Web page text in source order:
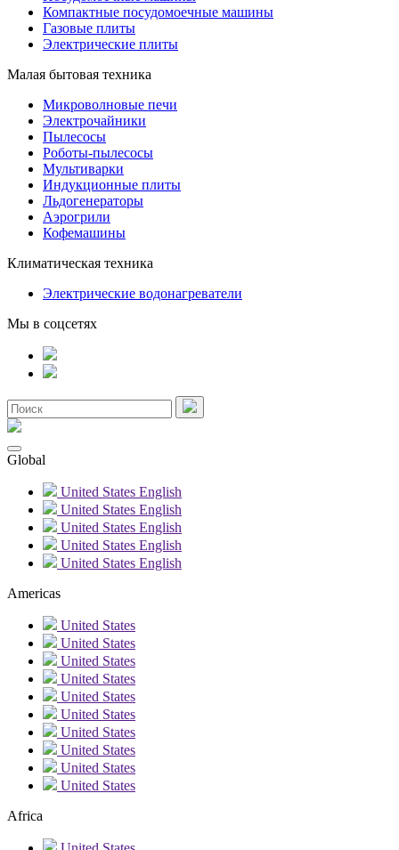
Компактные посудомоечные машины
Газовые плиты
Электрические плиты
Малая бытовая техника
Микроволновые печи
Электрочайники
Пылесосы
Роботы-пылесосы
Мультиварки
Индукционные плиты
Льдогенераторы
Аэрогрили
Кофемашины
Климатическая техника
Электрические водонагреватели
Мы в соцсетях
Global
United States English
United States English
United States English
United States English
United States English
Americas
United States
United States
United States
United States
United States
United States
United States
United States
United States
United States
Africa